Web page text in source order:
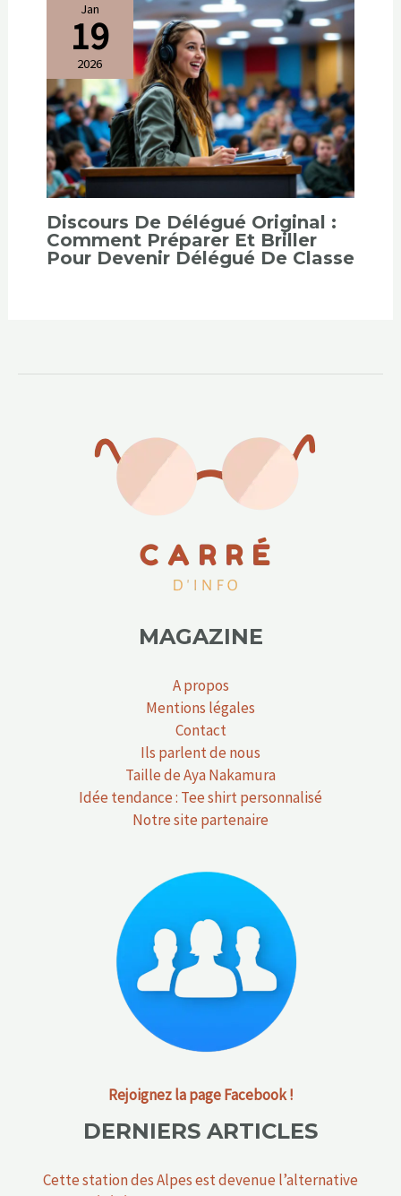
Jan
19
2026
Discours De Délégué Original :
Comment Préparer Et Briller
Pour Devenir Délégué De Classe
MAGAZINE
A propos
Mentions légales
Contact
Ils parlent de nous
Taille de Aya Nakamura
Idée tendance : Tee shirt personnalisé
Notre site partenaire
Rejoignez la page Facebook !
DERNIERS ARTICLES
Cette station des Alpes est devenue l’alternative